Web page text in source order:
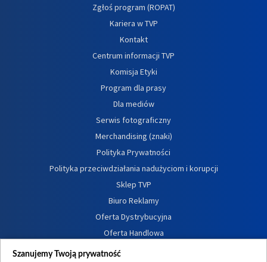
Zgłoś program (ROPAT)
Kariera w TVP
Kontakt
Centrum informacji TVP
Komisja Etyki
Program dla prasy
Dla mediów
Serwis fotograficzny
Merchandising (znaki)
Polityka Prywatności
Polityka przeciwdziałania nadużyciom i korupcji
Sklep TVP
Biuro Reklamy
Oferta Dystrybucyjna
Oferta Handlowa
Dostępność
Szanujemy Twoją prywatność